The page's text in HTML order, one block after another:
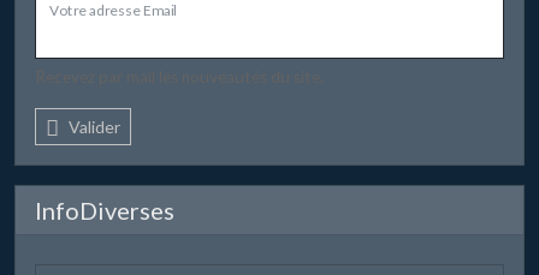
Votre adresse Email
Valider
InfoDiverses